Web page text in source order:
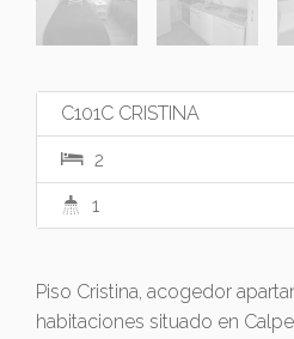
C101C CRISTINA
2
1
Piso Cristina, acogedor
habitaciones situado en